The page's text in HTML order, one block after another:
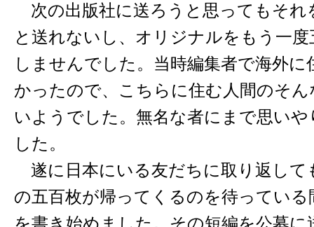
次の出版社に送ろうと思ってもそれ
と送れないし、オリジナルをもう一
しませんでした。当時編集者で海外
かったので、こちらに住む人間のそ
いようでした。無名な者にまで思い
した。
遂に日本にいる友だちに取り返して
の五百枚が帰ってくるのを待ってい
を書き始めました。その短編を公募